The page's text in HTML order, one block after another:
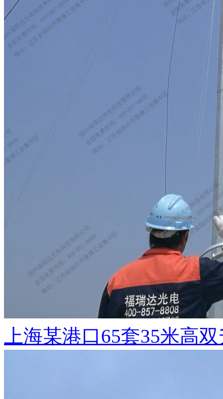
上海某港口65套35米高